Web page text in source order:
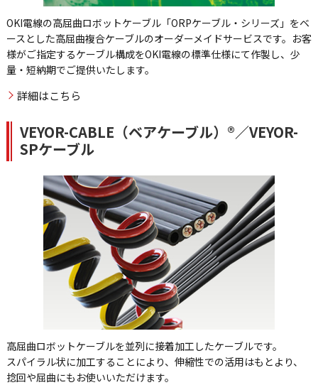
OKI電線の高屈曲ロボットケーブル「ORPケーブル・シリーズ」をベ
ースとした高屈曲複合ケーブルのオーダーメイドサービスです。お客
様がご指定するケーブル構成をOKI電線の標準仕様にて作製し、少
量・短納期でご提供いたします。
詳細はこちら
VEYOR-CABLE（ベアケーブル）®／VEYOR-
SPケーブル
高屈曲ロボットケーブルを並列に接着加工したケーブルです。
スパイラル状に加工することにより、伸縮性での活用はもとより、
捻回や屈曲にもお使いいただけます。